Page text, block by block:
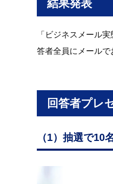
結果発表
「ビジネスメール
答者全員にメールで
回答者プレ
（1）抽選で10